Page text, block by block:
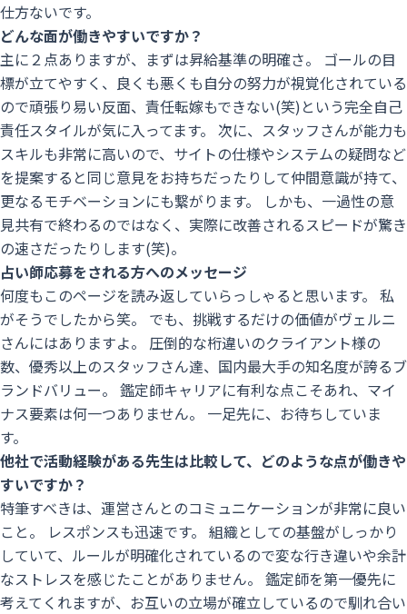
す
ぐ
応
募
す
る
仕方ないです。
どんな面が働きやすいですか？
主に２点ありますが、まずは昇給基準の明確さ。 ゴールの目
標が立てやすく、良くも悪くも自分の努力が視覚化されている
ので頑張り易い反面、責任転嫁もできない(笑)という完全自己
責任スタイルが気に入ってます。 次に、スタッフさんが能力も
スキルも非常に高いので、サイトの仕様やシステムの疑問など
を提案すると同じ意見をお持ちだったりして仲間意識が持て、
更なるモチベーションにも繋がります。 しかも、一過性の意
見共有で終わるのではなく、実際に改善されるスピードが驚き
の速さだったりします(笑)。
占い師応募をされる方へのメッセージ
何度もこのページを読み返していらっしゃると思います。 私
がそうでしたから笑。 でも、挑戦するだけの価値がヴェルニ
さんにはありますよ。 圧倒的な桁違いのクライアント様の
数、優秀以上のスタッフさん達、国内最大手の知名度が誇るブ
ランドバリュー。 鑑定師キャリアに有利な点こそあれ、マイ
ナス要素は何一つありません。 一足先に、お待ちしていま
す。
他社で活動経験がある先生は比較して、どのような点が働きや
すいですか？
特筆すべきは、運営さんとのコミュニケーションが非常に良い
こと。 レスポンスも迅速です。 組織としての基盤がしっかり
していて、ルールが明確化されているので変な行き違いや余計
なストレスを感じたことがありません。 鑑定師を第一優先に
考えてくれますが、お互いの立場が確立しているので馴れ合い